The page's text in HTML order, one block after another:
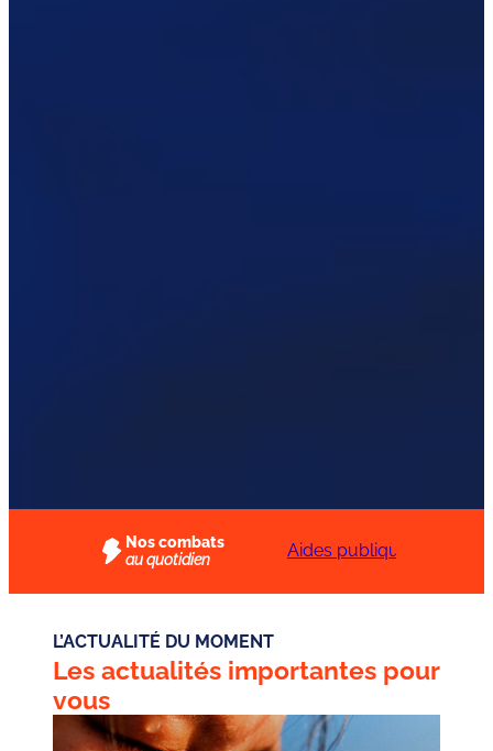
Nos combats
au quotidien
Protégeons
immédiatement les
Aides publiques aux
L’ACTUALITÉ DU MOMENT
Les actualités importantes pour
vous